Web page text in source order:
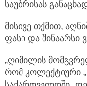
საუბრისას
მისივე თქმით,
ფასი და შინაარსი
„ღიმილის
რომ კოლექტიური